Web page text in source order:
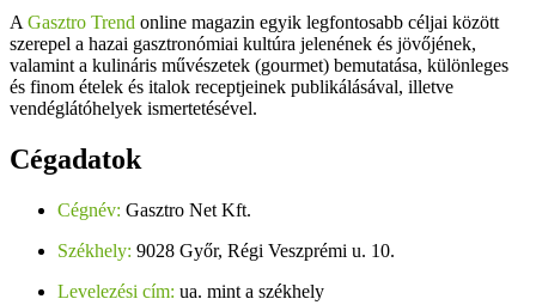
A Gasztro Trend online magazin egyik legfontosabb céljai között
szerepel a hazai gasztronómiai kultúra jelenének és jövőjének,
valamint a kulináris művészetek (gourmet) bemutatása, különleges
és finom ételek és italok receptjeinek publikálásával, illetve
vendéglátóhelyek ismertetésével.
Cégadatok
Cégnév: Gasztro Net Kft.
Székhely: 9028 Győr, Régi Veszprémi u. 10.
Levelezési cím: ua. mint a székhely